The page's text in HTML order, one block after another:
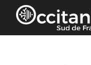
Panneau de gestion